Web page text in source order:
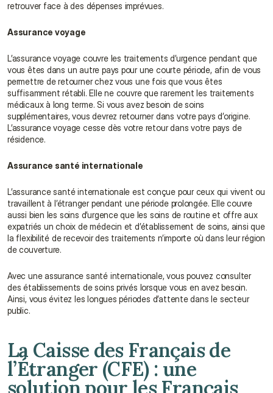
retrouver face à des dépenses imprévues.
Assurance voyage
L’assurance voyage couvre les traitements d’urgence pendant que
vous êtes dans un autre pays pour une courte période, afin de vous
permettre de retourner chez vous une fois que vous êtes
suffisamment rétabli. Elle ne couvre que rarement les traitements
médicaux à long terme. Si vous avez besoin de soins
supplémentaires, vous devrez retourner dans votre pays d’origine.
L’assurance voyage cesse dès votre retour dans votre pays de
résidence.
Assurance santé internationale
L’assurance santé internationale est conçue pour ceux qui vivent ou
travaillent à l’étranger pendant une période prolongée. Elle couvre
aussi bien les soins d’urgence que les soins de routine et offre aux
expatriés un choix de médecin et d’établissement de soins, ainsi que
la flexibilité de recevoir des traitements n’importe où dans leur région
de couverture.
Avec une assurance santé internationale, vous pouvez consulter
des établissements de soins privés lorsque vous en avez besoin.
Ainsi, vous évitez les longues périodes d’attente dans le secteur
public.
La Caisse des Français de
l’Étranger (CFE) : une
solution pour les Français